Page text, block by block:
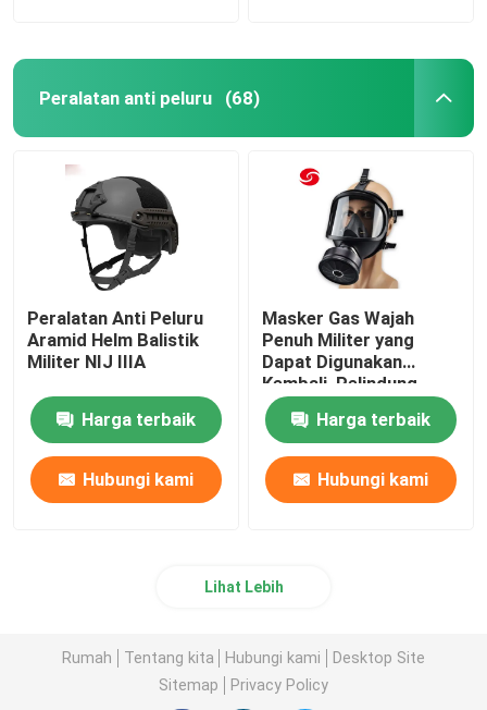
Peralatan anti peluru (68)
Peralatan Anti Peluru
Aramid Helm Balistik
Militer NIJ IIIA
Harga terbaik
Hubungi kami
Masker Gas Wajah
Penuh Militer yang
Dapat Digunakan
Kembali, Pelindung
Kimia Dan Biologis
Harga terbaik
Hubungi kami
Lihat Lebih
Rumah Tentang kita Hubungi kami
Desktop Site
Sitemap
Privacy Policy